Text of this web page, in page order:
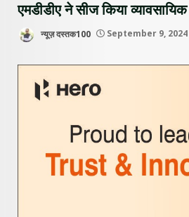
एमडीडीए ने सीज किया
न्यूज़ दस्तक100 September 9, 2024